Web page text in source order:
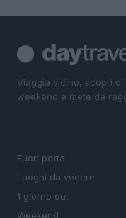
Viaggia vicino, scopri
weekend e mete da
Fuori porta
Luoghi da vedere
1 giorno out
Weekend